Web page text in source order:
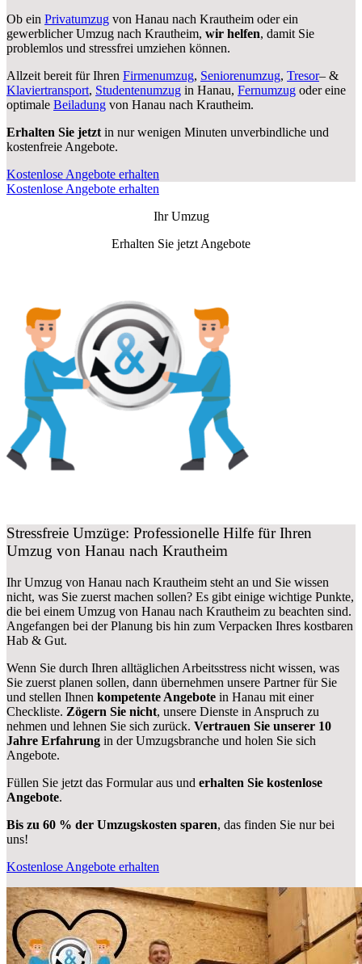
Ob ein Privatumzug von Hanau nach Krautheim oder ein
gewerblicher Umzug nach Krautheim, wir helfen, damit Sie
problemlos und stressfrei umziehen können.
Allzeit bereit für Ihren Firmenumzug, Seniorenumzug, Tresor– &
Klaviertransport, Studentenumzug in Hanau, Fernumzug oder eine
optimale Beiladung von Hanau nach Krautheim.
Erhalten Sie jetzt in nur wenigen Minuten unverbindliche und
kostenfreie Angebote.
Kostenlose Angebote erhalten
Kostenlose Angebote erhalten
Ihr Umzug
Erhalten Sie jetzt Angebote
Stressfreie Umzüge: Professionelle Hilfe für Ihren
Umzug von Hanau nach Krautheim
Ihr Umzug von Hanau nach Krautheim steht an und Sie wissen
nicht, was Sie zuerst machen sollen? Es gibt einige wichtige Punkte,
die bei einem Umzug von Hanau nach Krautheim zu beachten sind.
Angefangen bei der Planung bis hin zum Verpacken Ihres kostbaren
Hab & Gut.
Wenn Sie durch Ihren alltäglichen Arbeitsstress nicht wissen, was
Sie zuerst planen sollen, dann übernehmen unsere Partner für Sie
und stellen Ihnen kompetente Angebote in Hanau mit einer
Checkliste. Zögern Sie nicht, unsere Dienste in Anspruch zu
nehmen und lehnen Sie sich zurück. Vertrauen Sie unserer 10
Jahre Erfahrung in der Umzugsbranche und holen Sie sich
Angebote.
Füllen Sie jetzt das Formular aus und erhalten Sie kostenlose
Angebote.
Bis zu 60 % der Umzugskosten sparen, das finden Sie nur bei
uns!
Kostenlose Angebote erhalten